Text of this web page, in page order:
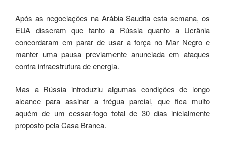
Após as negociações na Arábia Saudita esta semana, os
EUA disseram que tanto a Rússia quanto a Ucrânia
concordaram em parar de usar a força no Mar Negro e
manter uma pausa previamente anunciada em ataques
contra infraestrutura de energia.
Mas a Rússia introduziu algumas condições de longo
alcance para assinar a trégua parcial, que fica muito
aquém de um cessar-fogo total de 30 dias inicialmente
proposto pela Casa Branca.